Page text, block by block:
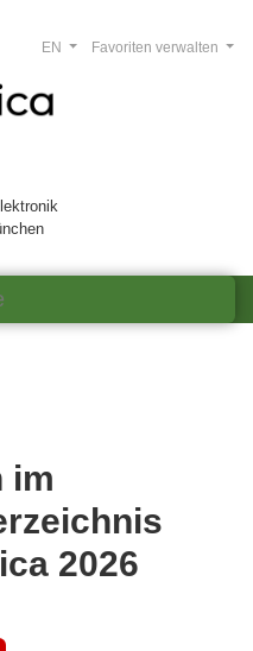
Favoriten verwalten
EN
im
2026